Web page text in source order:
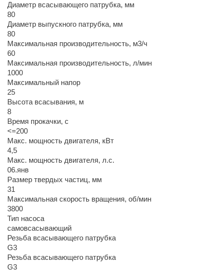
Диаметр всасывающего патрубка, мм
80
Диаметр выпускного патрубка, мм
80
Максимальная производительность, м3/ч
60
Максимальная производительность, л/мин
1000
Максимальный напор
25
Высота всасывания, м
8
Время прокачки, с
<=200
Макс. мощность двигателя, кВт
4,5
Макс. мощность двигателя, л.с.
06.янв
Размер твердых частиц, мм
31
Максимальная скорость вращения, об/мин
3800
Тип насоса
самовсасывающий
Резьба всасывающего патрубка
G3
Резьба всасывающего патрубка
G3